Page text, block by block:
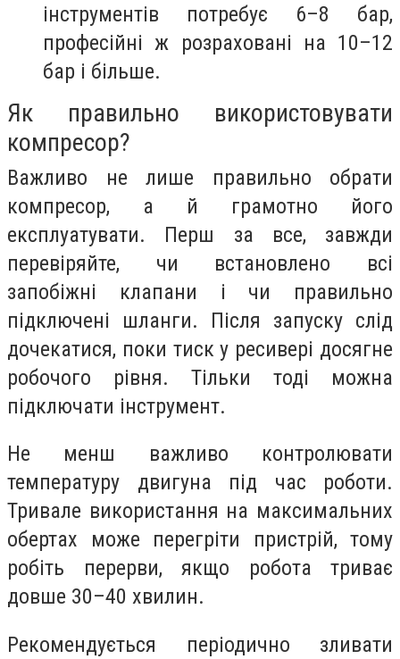
інструментів потребує 6–8 бар,
професійні ж розраховані на 10–12
бар і більше.
Як правильно використовувати
компресор?
Важливо не лише правильно обрати
компресор, а й грамотно його
експлуатувати. Перш за все, завжди
перевіряйте, чи встановлено всі
запобіжні клапани і чи правильно
підключені шланги. Після запуску слід
дочекатися, поки тиск у ресивері досягне
робочого рівня. Тільки тоді можна
підключати інструмент.
Не менш важливо контролювати
температуру двигуна під час роботи.
Тривале використання на максимальних
обертах може перегріти пристрій, тому
робіть перерви, якщо робота триває
довше 30–40 хвилин.
Рекомендується періодично зливати